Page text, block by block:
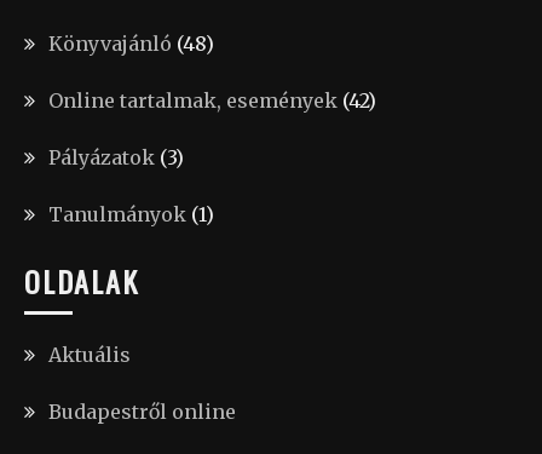
Könyvajánló (48)
Online tartalmak, események (42)
Pályázatok (3)
Tanulmányok (1)
OLDALAK
Aktuális
Budapestről online